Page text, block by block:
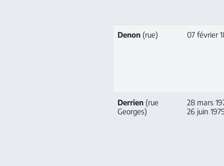
Denon (rue) 07 février
Derrien (rue
Georges)
28 mars
26 juin